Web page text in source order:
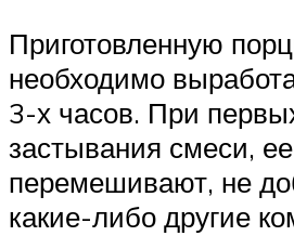
Приготовленную
необходимо
3-х часов. При
застывания смеси,
перемешивают, не
какие-либо другие